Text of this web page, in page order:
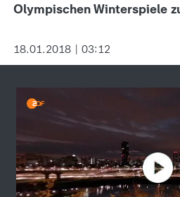
Olympischen Winterspiele
18.01.2018 | 03:12